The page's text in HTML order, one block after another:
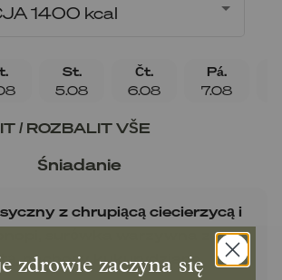
1400 kcal
Út.
St.
5.08
Čt.
6.08
Pá.
7.08
/ ROZBALIT VŠE
Śniadanie
z chrupiącą ciecierzycą i
nachosy kukurydziane
zdrowie zaczyna się